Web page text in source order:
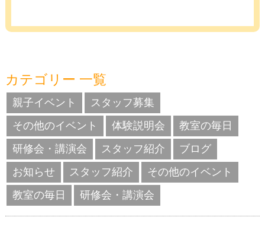
カテゴリー 一覧
親子イベント
スタッフ募集
その他のイベント
体験説明会
教室の毎日
研修会・講演会
スタッフ紹介
ブログ
お知らせ
スタッフ紹介
その他のイベント
教室の毎日
研修会・講演会